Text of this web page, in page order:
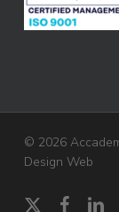
© 2026
Design Web
x- facebook